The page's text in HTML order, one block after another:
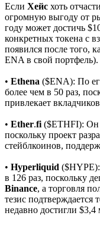
Если Хейс хоть
огромную выгоду от
году может достичь
конкретных токена с
появился после того,
ENA в свой портфель).
• Ethena ($ENA): По
более чем в 50 раз,
привлекает
• Ether.fi ($ETHFI): Он
поскольку проект
стейблкоинов,
• Hyperliquid
в 126 раз, поскольку
Binance, а торговля
тезис подтверждается
недавно достигли